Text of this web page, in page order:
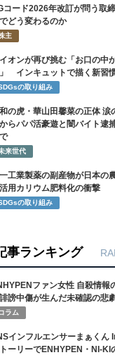
コード2026年改訂が問う取
どう変わるのか
主
オンが再び挑む「お口の中
インキュットで描く新習
の取り組み
の虎・華山田馨菜の正体 涙
らパパ活豪遊と闇バイト逮
来世代
工業製薬の副産物が日本の
用カリウム肥料化の衝撃
の取り組み
事ランキング
ファン女性 自殺情報
謗中傷が生んだ未確認の悲劇
ラム
インフルエンサーまぁくん
ーリーでENHYPEN・NI-KI